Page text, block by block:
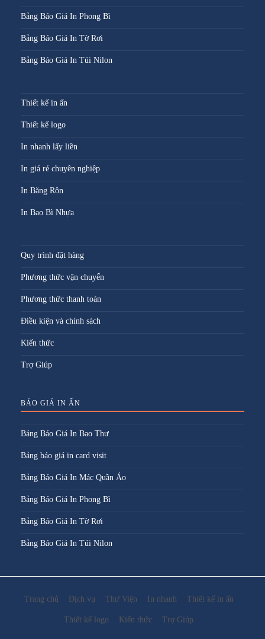
Bảng Báo Giá In Phong Bì
Bảng Báo Giá In Tờ Rơi
Bảng Báo Giá In Túi Nilon
Thiết kế in ấn
Thiết kế logo
In nhanh lấy liền
In giá rẻ chuyên nghiệp
In Băng Rôn
In Bao Bì Nhựa
Quy trình đặt hàng
Phương thức vận chuyển
Phương thức thanh toán
Điều kiện và chính sách
Kiến thức
Trợ Giúp
BÁO GIÁ IN ẤN
Bảng Báo Giá In Bao Thư
Bảng báo giá in card visit
Bảng Báo Giá In Mác Quần Áo
Bảng Báo Giá In Phong Bì
Bảng Báo Giá In Tờ Rơi
Bảng Báo Giá In Túi Nilon
Trang chủ Dịch vụ Thư Viện In nhanh Thiết kế in ấn
Thiết kế logo Kiến thức Trợ Giúp